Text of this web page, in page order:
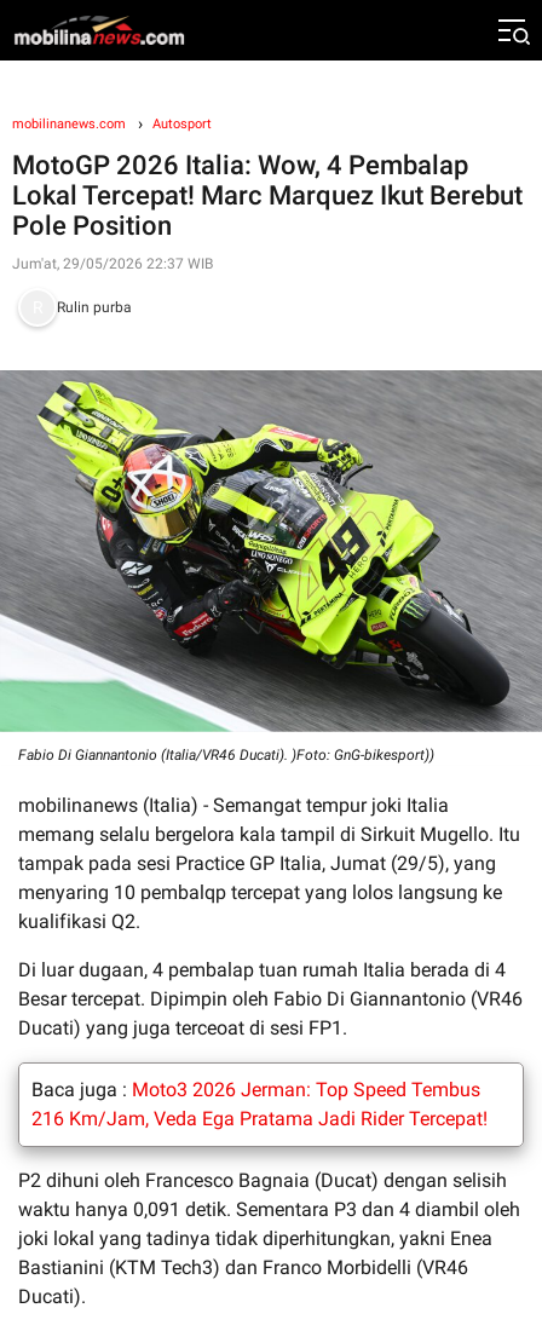
mobilinanews.com Autosport
MotoGP 2026 Italia: Wow, 4 Pembalap
Lokal Tercepat! Marc Marquez Ikut Berebut
Pole Position
Jum'at, 29/05/2026 22:37 WIB
Rulin purba
Fabio Di Giannantonio (Italia/VR46 Ducati). )Foto: GnG-bikesport))
mobilinanews (Italia) - Semangat tempur joki Italia
memang selalu bergelora kala tampil di Sirkuit Mugello. Itu
tampak pada sesi Practice GP Italia, Jumat (29/5), yang
menyaring 10 pembalqp tercepat yang lolos langsung ke
kualifikasi Q2.
Di luar dugaan, 4 pembalap tuan rumah Italia berada di 4
Besar tercepat. Dipimpin oleh Fabio Di Giannantonio (VR46
Ducati) yang juga terceoat di sesi FP1.
Baca juga : Moto3 2026 Jerman: Top Speed Tembus
216 Km/Jam, Veda Ega Pratama Jadi Rider Tercepat!
P2 dihuni oleh Francesco Bagnaia (Ducat) dengan selisih
waktu hanya 0,091 detik. Sementara P3 dan 4 diambil oleh
joki lokal yang tadinya tidak diperhitungkan, yakni Enea
Bastianini (KTM Tech3) dan Franco Morbidelli (VR46
Ducati).